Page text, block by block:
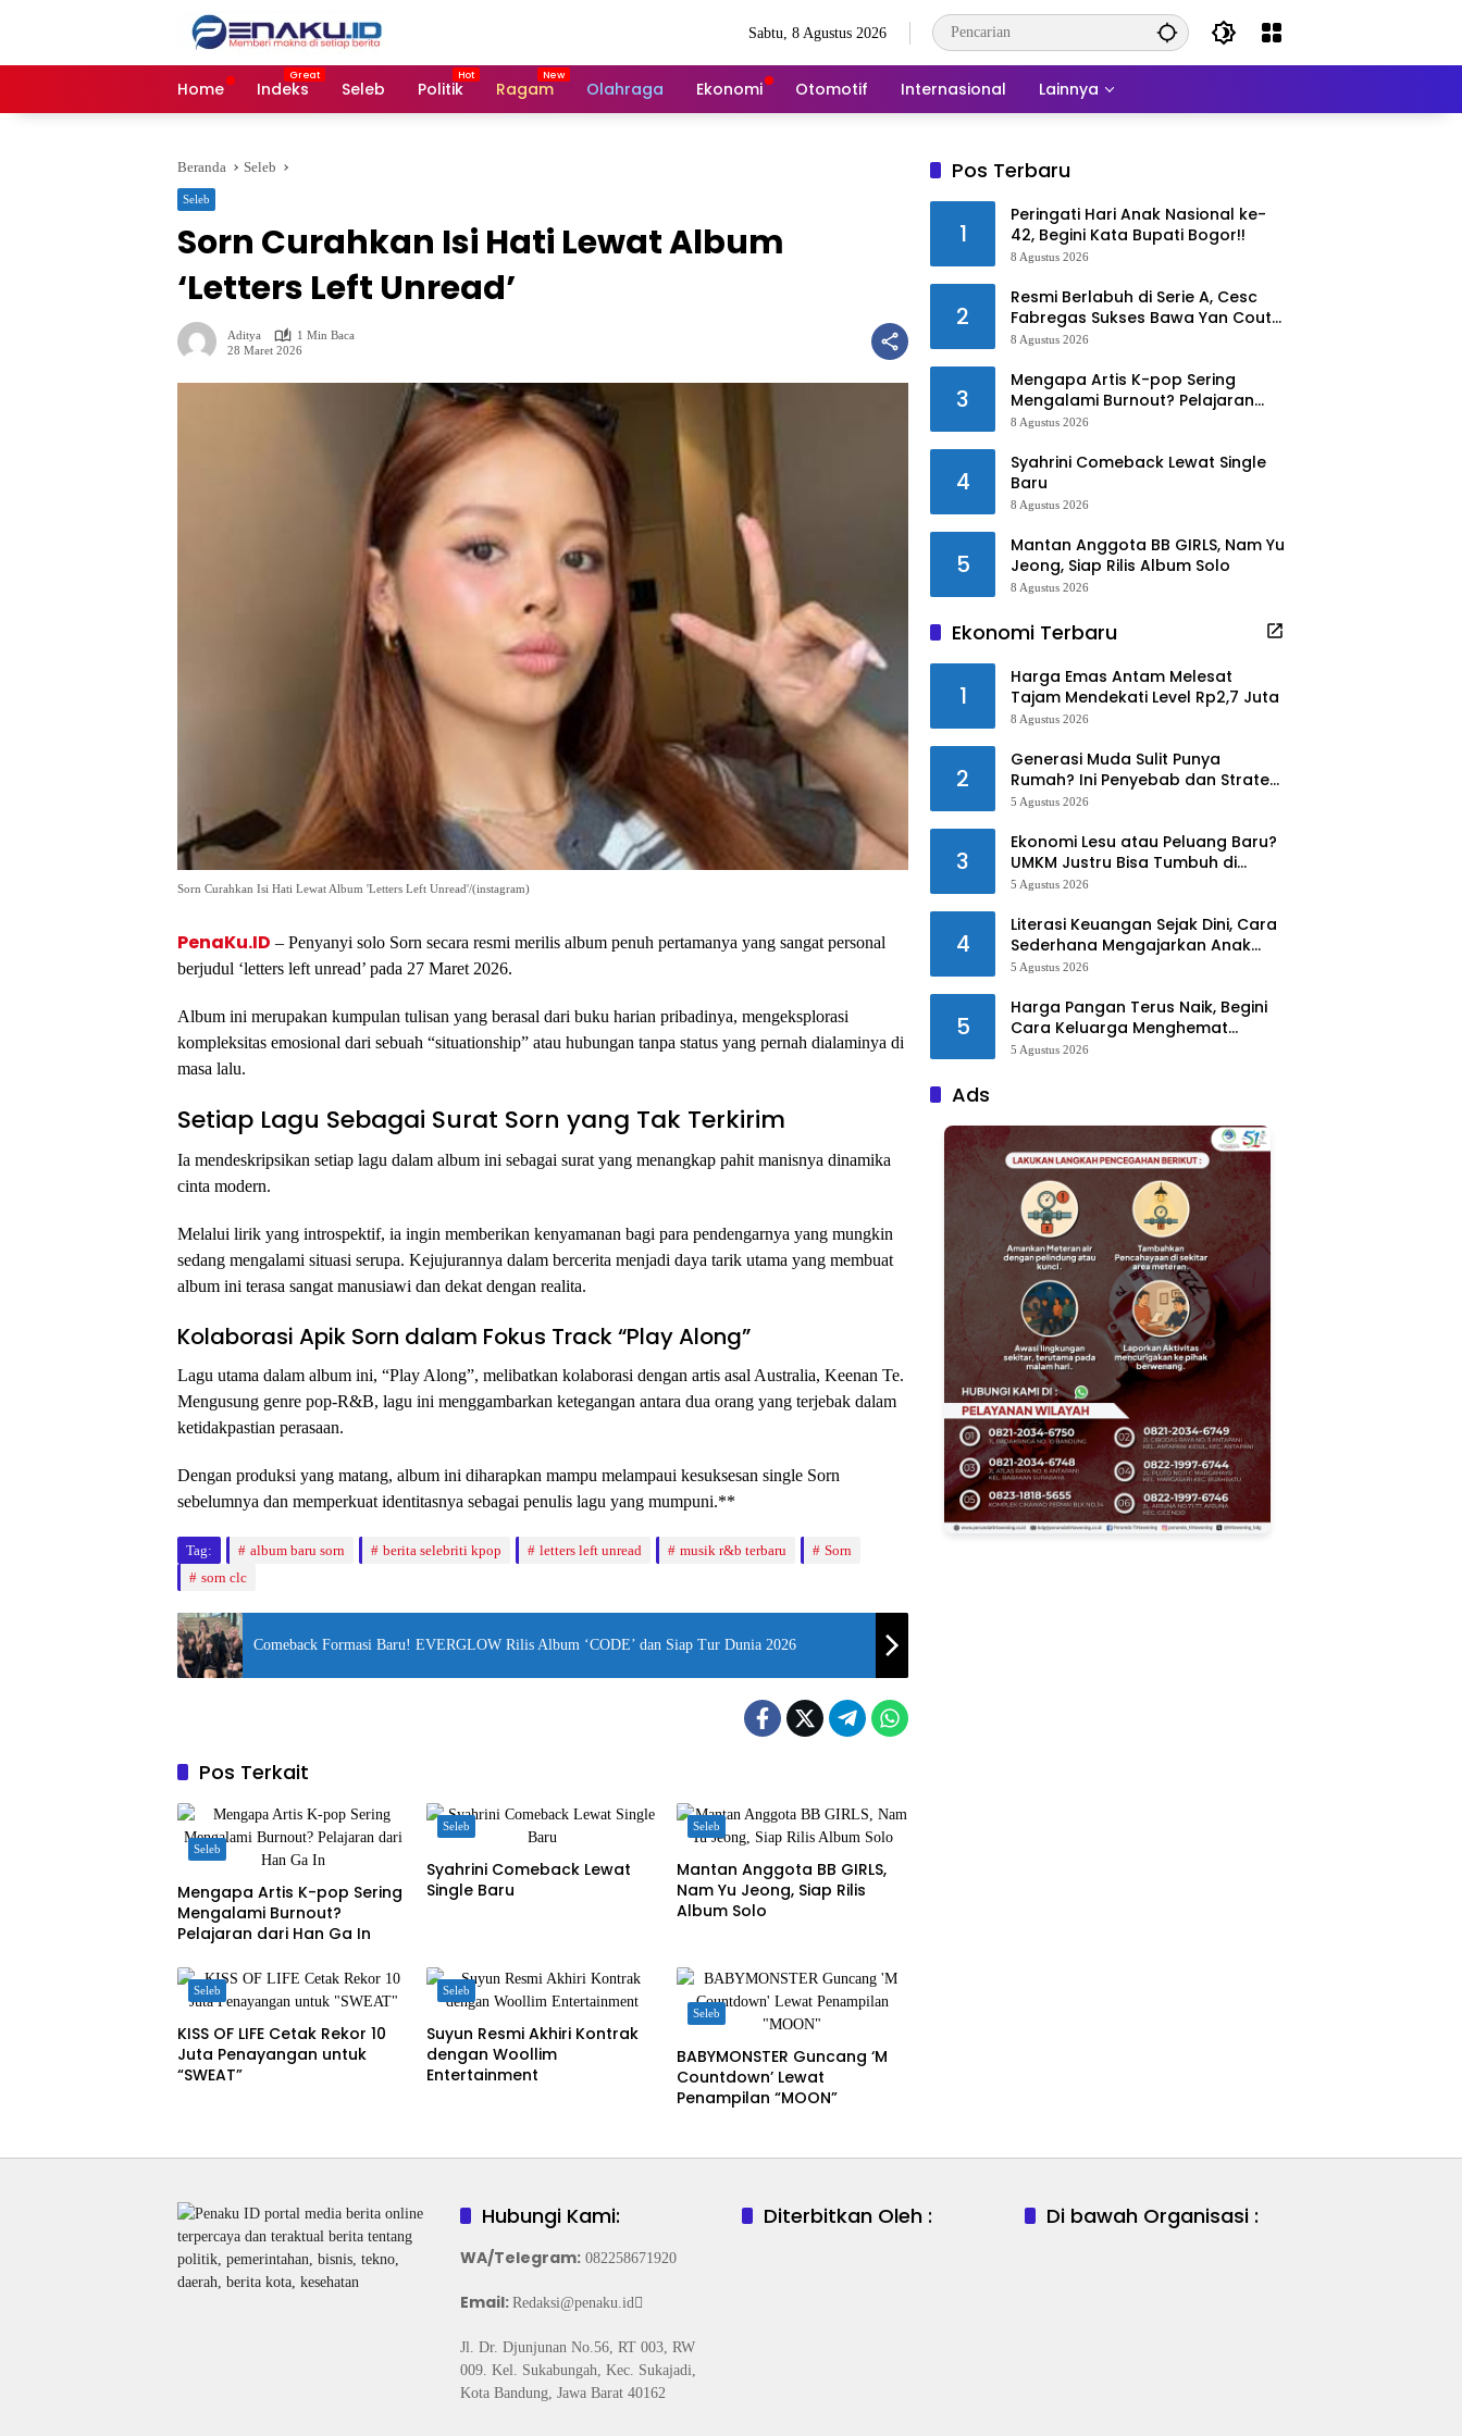
Sabtu, 8 Agustus 2026
Home Indeks Seleb Politik Ragam Olahraga Ekonomi Otomotif Internasional Lainnya
Beranda Seleb
Seleb
Sorn Curahkan Isi Hati Lewat Album
‘Letters Left Unread’
Aditya
1 Min Baca
28 Maret 2026
Sorn Curahkan Isi Hati Lewat Album 'Letters Left Unread'/(instagram)
PenaKu.ID – Penyanyi solo Sorn secara resmi merilis album penuh pertamanya yang sangat personal
berjudul ‘letters left unread’ pada 27 Maret 2026.
Album ini merupakan kumpulan tulisan yang berasal dari buku harian pribadinya, mengeksplorasi
kompleksitas emosional dari sebuah “situationship” atau hubungan tanpa status yang pernah dialaminya di
masa lalu.
Setiap Lagu Sebagai Surat Sorn yang Tak Terkirim
Ia mendeskripsikan setiap lagu dalam album ini sebagai surat yang menangkap pahit manisnya dinamika
cinta modern.
Melalui lirik yang introspektif, ia ingin memberikan kenyamanan bagi para pendengarnya yang mungkin
sedang mengalami situasi serupa. Kejujurannya dalam bercerita menjadi daya tarik utama yang membuat
album ini terasa sangat manusiawi dan dekat dengan realita.
Kolaborasi Apik Sorn dalam Fokus Track “Play Along”
Lagu utama dalam album ini, “Play Along”, melibatkan kolaborasi dengan artis asal Australia, Keenan Te.
Mengusung genre pop-R&B, lagu ini menggambarkan ketegangan antara dua orang yang terjebak dalam
ketidakpastian perasaan.
Dengan produksi yang matang, album ini diharapkan mampu melampaui kesuksesan single Sorn
sebelumnya dan memperkuat identitasnya sebagai penulis lagu yang mumpuni.**
Tag: album baru sorn berita selebriti kpop letters left unread musik r&b terbaru
Sorn
sorn clc
Comeback Formasi Baru! EVERGLOW Rilis Album ‘CODE’ dan Siap Tur Dunia 2026
Pos Terkait
Seleb
Mengapa Artis K-pop Sering
Mengalami Burnout?
Pelajaran dari Han Ga In
Seleb
Syahrini Comeback Lewat
Single Baru
Seleb
Mantan Anggota BB GIRLS,
Nam Yu Jeong, Siap Rilis
Album Solo
Seleb
KISS OF LIFE Cetak Rekor 10
Juta Penayangan untuk
“SWEAT”
Seleb
Suyun Resmi Akhiri Kontrak
dengan Woollim
Entertainment
Seleb
BABYMONSTER Guncang ‘M
Countdown’ Lewat
Penampilan “MOON”
Pos Terbaru
1
Peringati Hari Anak Nasional ke-
42, Begini Kata Bupati Bogor!!
8 Agustus 2026
2
Resmi Berlabuh di Serie A, Cesc
Fabregas Sukses Bawa Yan Couto
ke Como 1907!
8 Agustus 2026
3
Mengapa Artis K-pop Sering
Mengalami Burnout? Pelajaran
dari Han Ga In
8 Agustus 2026
4
Syahrini Comeback Lewat Single
Baru
8 Agustus 2026
5
Mantan Anggota BB GIRLS, Nam Yu
Jeong, Siap Rilis Album Solo
8 Agustus 2026
Ekonomi Terbaru
1
Harga Emas Antam Melesat
Tajam Mendekati Level Rp2,7 Juta
8 Agustus 2026
2
Generasi Muda Sulit Punya
Rumah? Ini Penyebab dan Strategi
Mengatasinya
5 Agustus 2026
3
Ekonomi Lesu atau Peluang Baru?
UMKM Justru Bisa Tumbuh di
Tengah Ketidakpastian
5 Agustus 2026
4
Literasi Keuangan Sejak Dini, Cara
Sederhana Mengajarkan Anak
Mengelola Uang
5 Agustus 2026
5
Harga Pangan Terus Naik, Begini
Cara Keluarga Menghemat
Belanja
5 Agustus 2026
Ads
Hubungi Kami:
WA/Telegram:082258671920
Email: Redaksi@penaku.id
Jl. Dr. Djunjunan No.56, RT 003, RW
009. Kel. Sukabungah, Kec. Sukajadi,
Kota Bandung, Jawa Barat 40162
Diterbitkan Oleh : Di bawah Organisasi :